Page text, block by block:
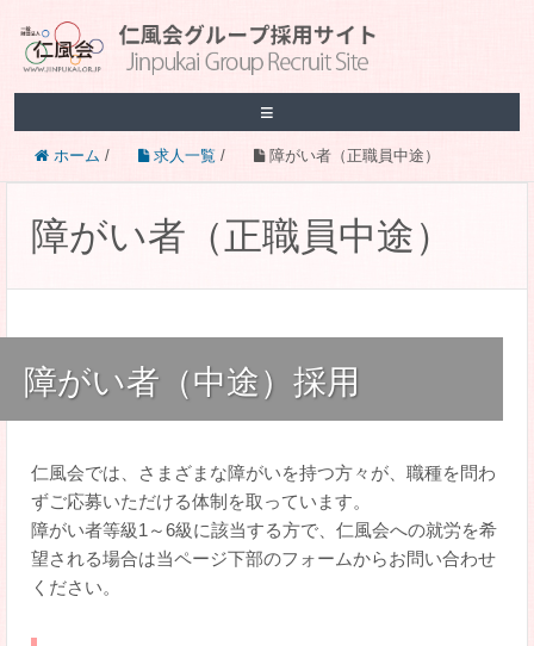
≡
ホーム / 求人一覧 / 障がい者（正職員中途）
障がい者（正職員中途）
障がい者（中途）採用
仁風会では、さまざまな障がいを持つ方々が、職種を問わ
ずご応募いただける体制を取っています。
障がい者等級1～6級に該当する方で、仁風会への就労を希
望される場合は当ページ下部のフォームからお問い合わせ
ください。